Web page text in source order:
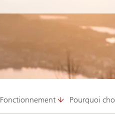
Fonctionnement Pourquoi